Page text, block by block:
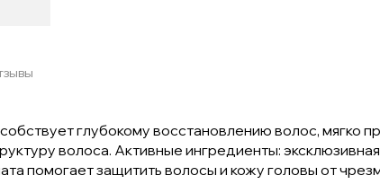
глубокому восстановлению волос,
волоса. Активные ингредиенты:
помогает защитить волосы и кожу головы от